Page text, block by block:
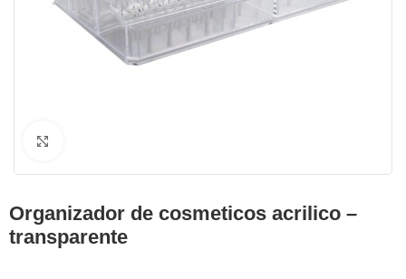
organizador de cosmeticos acrilico –
transparente